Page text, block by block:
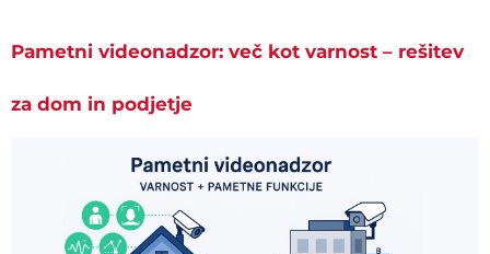
Pametni videonadzor: več kot varnost – rešitev
za dom in podjetje